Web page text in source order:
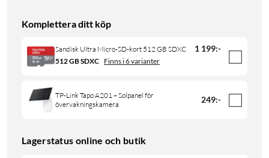
Komplettera ditt köp
Sandisk Ultra Micro-SD-kort 512 GB SDXC 1 199:-
512 GB SDXC Finns i 6 varianter
TP-Link Tapo A201 – Solpanel för
övervakningskamera
249:-
Lagerstatus online och butik